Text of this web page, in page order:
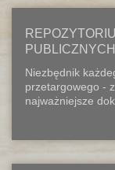
PUBLICZNYCH
Niezbędnik
przetargowego -
najważniejsze
Lista